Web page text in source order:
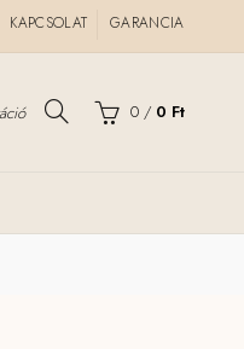
KAPCSOLAT GARANCIA
0 / 0 Ft